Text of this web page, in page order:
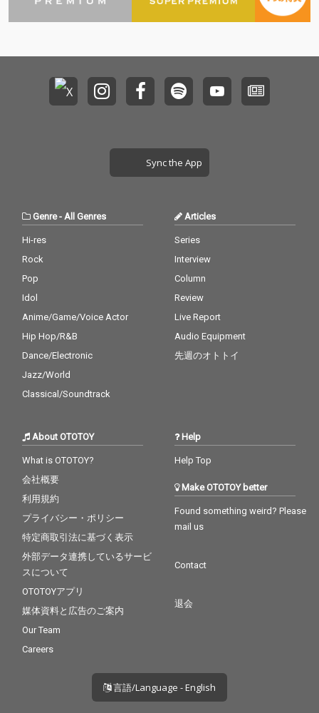
Sync the App
Genre- All Genres
Hi-res
Rock
Pop
Idol
Anime/Game/Voice Actor
Hip Hop/R&B
Dance/Electronic
Jazz/World
Classical/Soundtrack
Articles
Series
Interview
Column
Review
Live Report
Audio Equipment
先週のオトトイ
About OTOTOY
What is OTOTOY?
会社概要
利用規約
プライバシー・ポリシー
特定商取引法に基づく表示
外部データ連携しているサービ
スについて
OTOTOYアプリ
媒体資料と広告のご案内
Our Team
Careers
Help
Help Top
Make OTOTOY better
Found something weird? Please
mail us
Contact
退会
言語/Language - English